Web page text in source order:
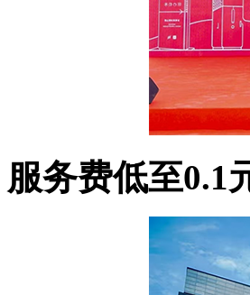
服务费低至0.1